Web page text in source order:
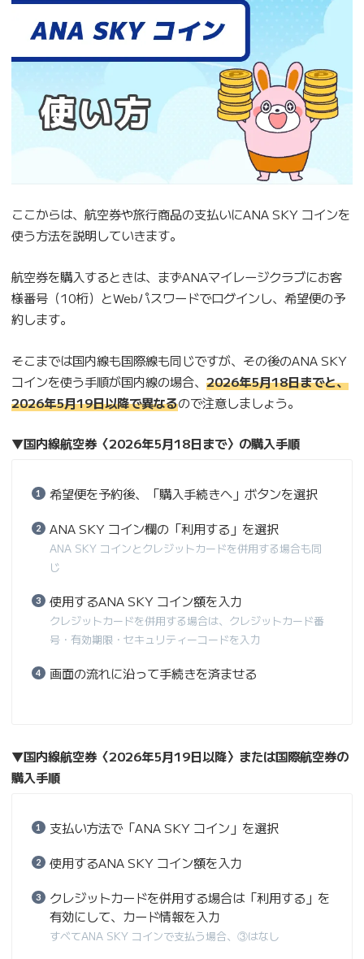
ここからは、航空券や旅行商品の支払いにANA SKY コインを
使う方法を説明していきます。
航空券を購入するときは、まずANAマイレージクラブにお客
様番号（10桁）とWebパスワードでログインし、希望便の予
約します。
そこまでは国内線も国際線も同じですが、その後のANA SKY
コインを使う手順が国内線の場合、 2026年5月18日までと、
2026年5月19日以降で異なるので注意しましょう。
▼国内線航空券〈2026年5月18日まで〉の購入手順
希望便を予約後、「購入手続きへ」ボタンを選択
ANA SKY コイン欄の「利用する」を選択
ANA SKY コインとクレジットカードを併用する場合も同
じ
使用するANA SKY コイン額を入力
クレジットカードを併用する場合は、クレジットカード番
号・有効期限・セキュリティーコードを入力
画面の流れに沿って手続きを済ませる
▼国内線航空券〈2026年5月19日以降〉または国際航空券の
購入手順
支払い方法で「ANA SKY コイン」を選択
使用するANA SKY コイン額を入力
クレジットカードを併用する場合は「利用する」を
有効にして、カード情報を入力
すべてANA SKY コインで支払う場合、③はなし